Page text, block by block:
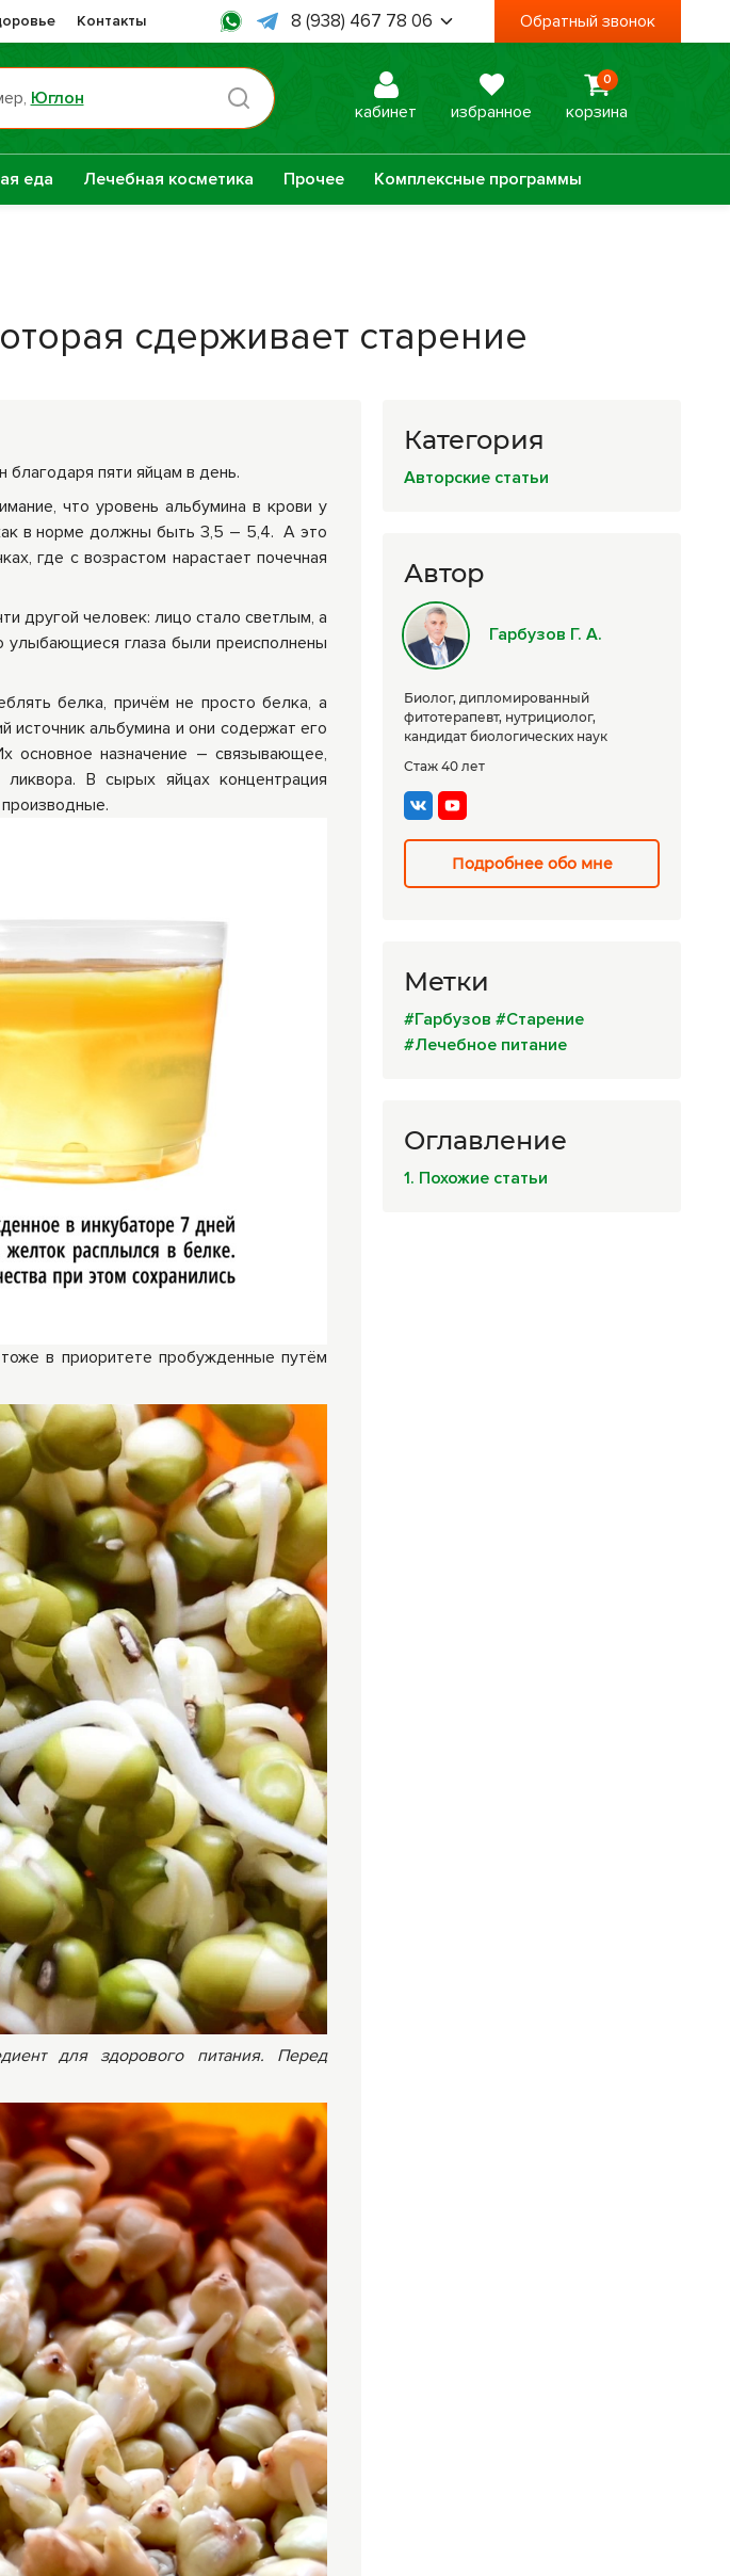
Контакты
8 (938) 467 78 06
Пн - Пт, с 09:00 до 18:00
Обратный звонок
Юглон
кабинет избранное
0
корзина
трав Урбеч Травяной чай
мыло
Гарбузова
Комплексные
программы
еда Лечебная косметика Прочее Комплексные программы
сдерживает старение
пяти яйцам в день.
что уровень альбумина в крови у
в норме должны быть 3,5 – 5,4. А это
где с возрастом нарастает почечная
другой человек: лицо стало светлым, а
глаза были преисполнены
белка, причём не просто белка, а
источник альбумина и они содержат его
основное назначение – связывающее,
В сырых яйцах концентрация
в приоритете пробужденные путём
для здорового питания. Перед
Категория
Авторские статьи
Автор
Гарбузов Г. А.
Биолог, дипломированный
фитотерапевт, нутрициолог,
кандидат биологических наук
Стаж 40 лет
Подробнее обо мне
Метки
#Гарбузов #Старение
#Лечебное питание
Оглавление
1. Похожие статьи